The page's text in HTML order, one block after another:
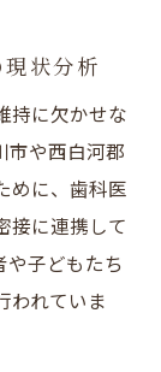
状分析
持に欠かせな
市や西白河郡
めに、歯科医
接に連携して
や子どもたち
われていま